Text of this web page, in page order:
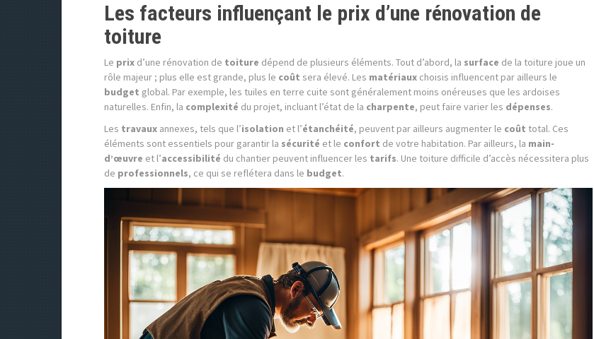
Les facteurs influençant le prix d’une rénovation de
toiture
Le prix d’une rénovation de toiture dépend de plusieurs éléments. Tout d’abord, la surface de la toiture joue un
rôle majeur ; plus elle est grande, plus le coût sera élevé. Les matériaux choisis influencent par ailleurs le
budget global. Par exemple, les tuiles en terre cuite sont généralement moins onéreuses que les ardoises
naturelles. Enfin, la complexité du projet, incluant l’état de la charpente, peut faire varier les dépenses.
Les travaux annexes, tels que l’isolation et l’étanchéité, peuvent par ailleurs augmenter le coût total. Ces
éléments sont essentiels pour garantir la sécurité et le confort de votre habitation. Par ailleurs, la main-
d’œuvre et l’accessibilité du chantier peuvent influencer les tarifs. Une toiture difficile d’accès nécessitera plus
de professionnels, ce qui se reflétera dans le budget.